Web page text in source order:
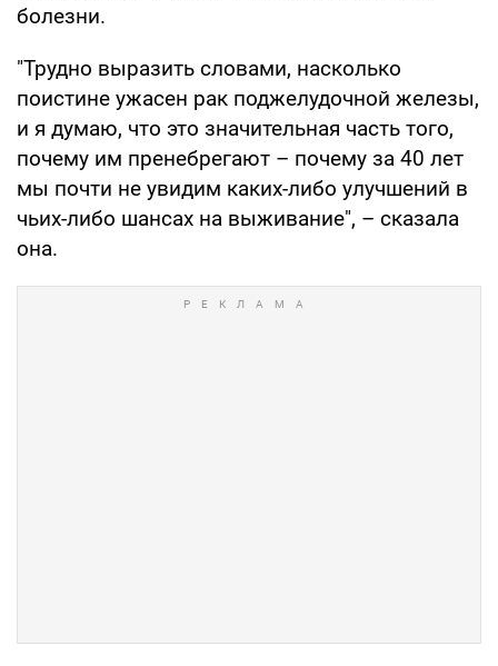
болезни.
"Трудно выразить словами, насколько
поистине ужасен рак поджелудочной железы,
и я думаю, что это значительная часть того,
почему им пренебрегают – почему за 40 лет
мы почти не увидим каких-либо улучшений в
чьих-либо шансах на выживание", – сказала
она.